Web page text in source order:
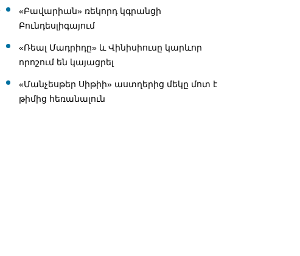
«Բավարիան» ռեկորդ կգրանցի
Բունդեսլիգայում
«Ռեալ Մադրիդը» և Վինիսիուսը կարևոր
որոշում են կայացրել
«Մանչեսթեր Սիթիի» աստղերից մեկը մոտ է
թիմից հեռանալուն